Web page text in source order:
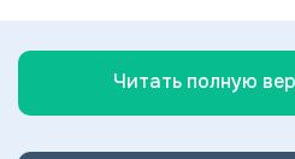
Читать полную